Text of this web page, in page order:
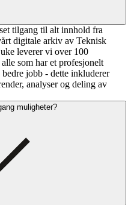
tilgang til alt innhold fra
digitale arkiv av Teknisk
leverer vi over 100
som har et profesjonelt
jobb - dette inkluderer
analyser og deling av
muligheter?